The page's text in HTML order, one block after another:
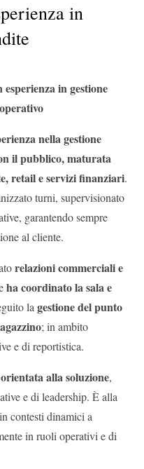
in
esperienza in gestione
nella gestione
il pubblico, maturata
retail e servizi finanziari.
turni, supervisionato
garantendo sempre
al cliente.
relazioni commerciali e
ha coordinato la sala e
la gestione del punto
; in ambito
e di reportistica.
orientata alla soluzione,
e di leadership. È alla
contesti dinamici a
in ruoli operativi e di